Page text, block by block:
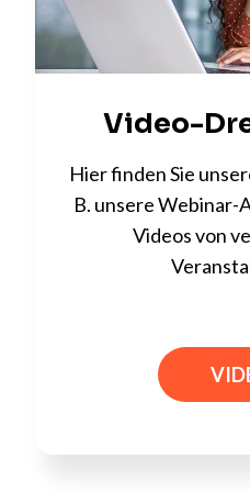
Video-
Hier finden Sie
B. unsere Webinar-
Videos von